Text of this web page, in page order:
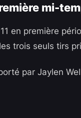
mi-
en première
trois seuls tirs
par Jaylen